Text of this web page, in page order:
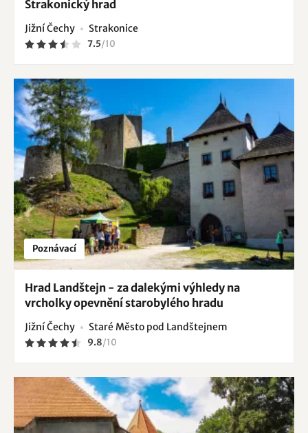
Strakonický hrad
Jižní Čechy Strakonice
7.5/10
Poznávací
Hrad Landštejn - za dalekými výhledy na
vrcholky opevnění starobylého hradu
Jižní Čechy Staré Město pod Landštejnem
9.8/10